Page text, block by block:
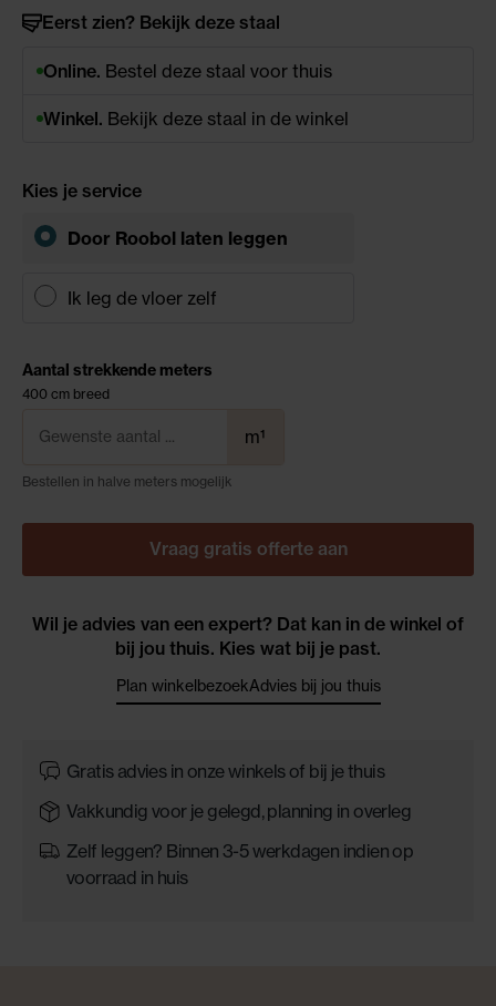
Eerst zien? Bekijk deze staal
Online. Bestel deze staal voor thuis
Winkel. Bekijk deze staal in de winkel
Kies je service
Door Roobol laten leggen
Ik leg de vloer zelf
Aantal strekkende meters
400 cm breed
m¹
Bestellen in halve meters mogelijk
Vraag gratis offerte aan
Wil je advies van een expert? Dat kan in de winkel of
bij jou thuis. Kies wat bij je past.
Plan winkelbezoekAdvies bij jou thuis
Gratis advies in onze winkels of bij je thuis
Vakkundig voor je gelegd, planning in overleg
Zelf leggen? Binnen 3-5 werkdagen indien op
voorraad in huis